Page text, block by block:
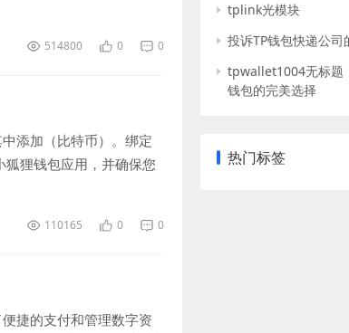
514800 0 0
添加（比特币）。绑定
狸钱包应用，并确保您
110165 0 0
捷的支付和管理数字资
tplink光模块
投诉TP钱包快递公司
tpwallet1004无标题
钱包的完美选择
热门标签